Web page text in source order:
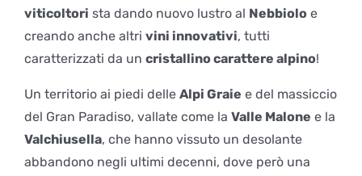
viticoltori sta dando nuovo lustro al Nebbiolo e
creando anche altri vini innovativi, tutti
caratterizzati da un cristallino carattere alpino!
Un territorio ai piedi delle Alpi Graie e del massiccio
del Gran Paradiso, vallate come la Valle Malone e la
Valchiusella, che hanno vissuto un desolante
abbandono negli ultimi decenni, dove però una